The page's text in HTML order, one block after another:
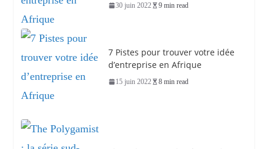
30 juin 2022 9 min read
7 Pistes pour trouver votre idée
d’entreprise en Afrique
15 juin 2022 8 min read